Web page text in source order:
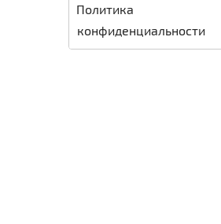
Политика
конфиденциальности